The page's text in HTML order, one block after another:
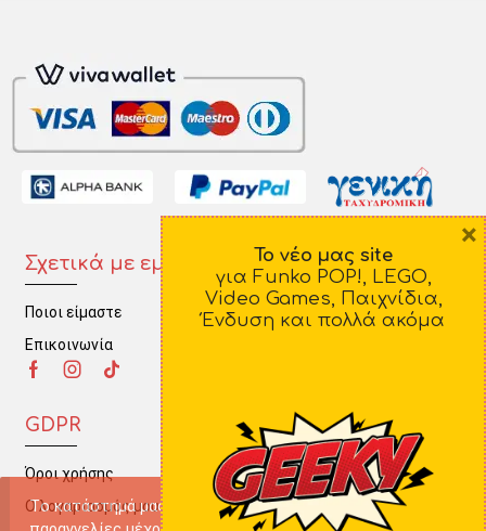
Tο κατάστημά μας δε θα πραγματοποιεί ηλεκτρονικές
Σχετικά με εμάς
Ποιοι είμαστε
Επικοινωνία
Πληροφορίες
Τρόποι Πληρωμής
GDPR
Όροι χρήσης
Ο λογαριασμός μου
Το νέο μας site
για Funko POP!, LEGO,
Video Games, Παιχνίδια,
Ένδυση και πολλά ακόμα
×